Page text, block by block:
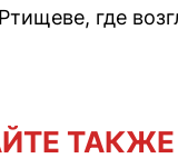
где
ТАКЖЕ